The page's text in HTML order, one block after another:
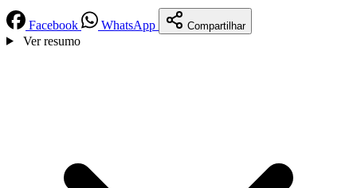
Facebook WhatsApp Compartilhar
Ver resumo